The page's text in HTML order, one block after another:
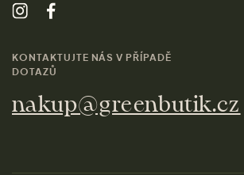
KONTAKTUJTE NÁS V PŘÍPADĚ
DOTAZŮ
nakup@greenbutik.cz